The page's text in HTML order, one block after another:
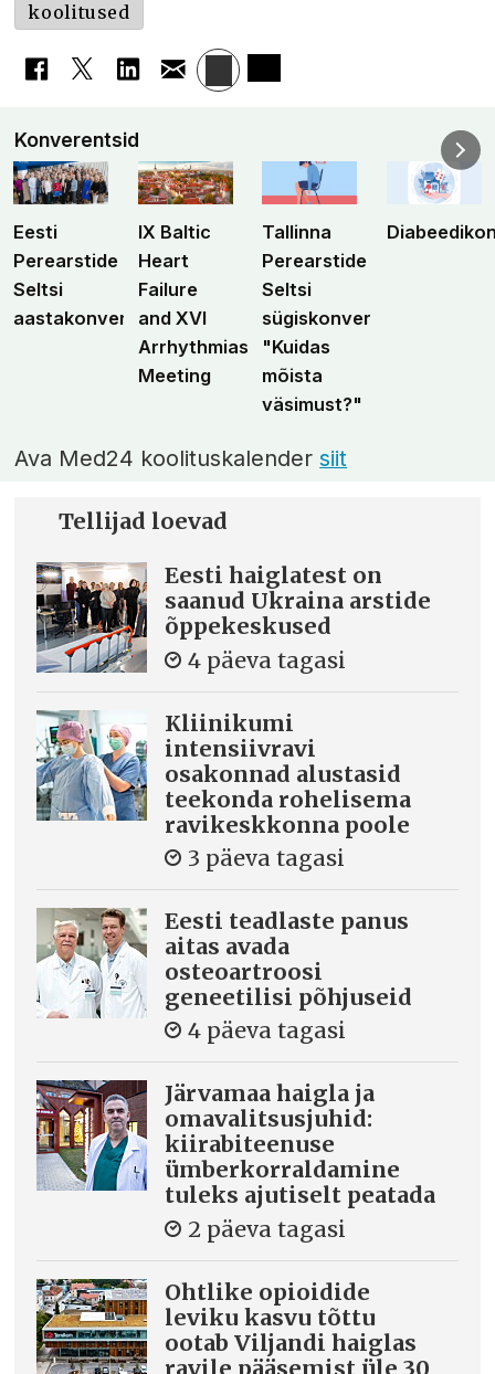
koolitused
Konverentsid
Eesti
Perearstide
Seltsi
aastakonverents
IX Baltic
Heart
Failure
and XVI
Arrhythmias
Meeting
Tallinna
Perearstide
Seltsi
sügiskonverents
"Kuidas
mõista
väsimust?"
Ava Med24 koolituskalendersiit
Tellijad loevad
Eesti haiglatest on
saanud Ukraina arstide
õppekeskused
4 päeva tagasi
Kliinikumi
intensiivravi
osakonnad alustasid
teekonda rohelisema
ravikeskkonna poole
3 päeva tagasi
Eesti teadlaste panus
aitas avada
osteoartroosi
geneetilisi põhjuseid
4 päeva tagasi
Järvamaa haigla ja
omavalitsusjuhid:
kiirabiteenuse
ümberkorraldamine
tuleks ajutiselt peatada
2 päeva tagasi
Ohtlike opioidide
leviku kasvu tõttu
ootab Viljandi haiglas
ravile pääsemist üle 30